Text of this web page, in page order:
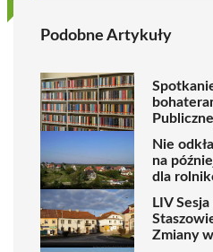
Podobne Artykuły
Nie
na
dla
LIV
Zmiany